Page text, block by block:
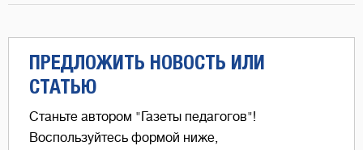
ПРЕДЛОЖИТЬ НОВОСТЬ ИЛИ
СТАТЬЮ
Станьте автором "Газеты педагогов"!
Воспользуйтесь формой ниже,